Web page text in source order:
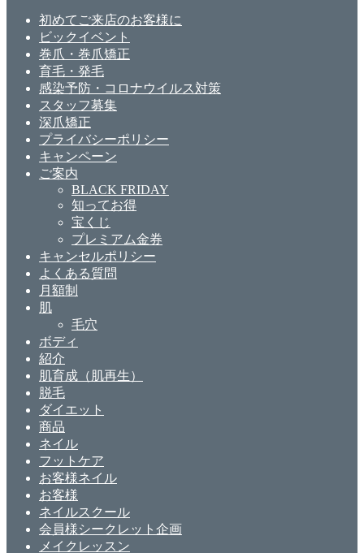
初めてご来店のお客様に
ビックイベント
巻爪・巻爪矯正
育毛・発毛
感染予防・コロナウイルス対策
スタッフ募集
深爪矯正
プライバシーポリシー
キャンペーン
ご案内
BLACK FRIDAY
知ってお得
宝くじ
プレミアム金券
キャンセルポリシー
よくある質問
月額制
肌
毛穴
ボディ
紹介
肌育成（肌再生）
脱毛
ダイエット
商品
ネイル
フットケア
お客様ネイル
お客様
ネイルスクール
会員様シークレット企画
メイクレッスン